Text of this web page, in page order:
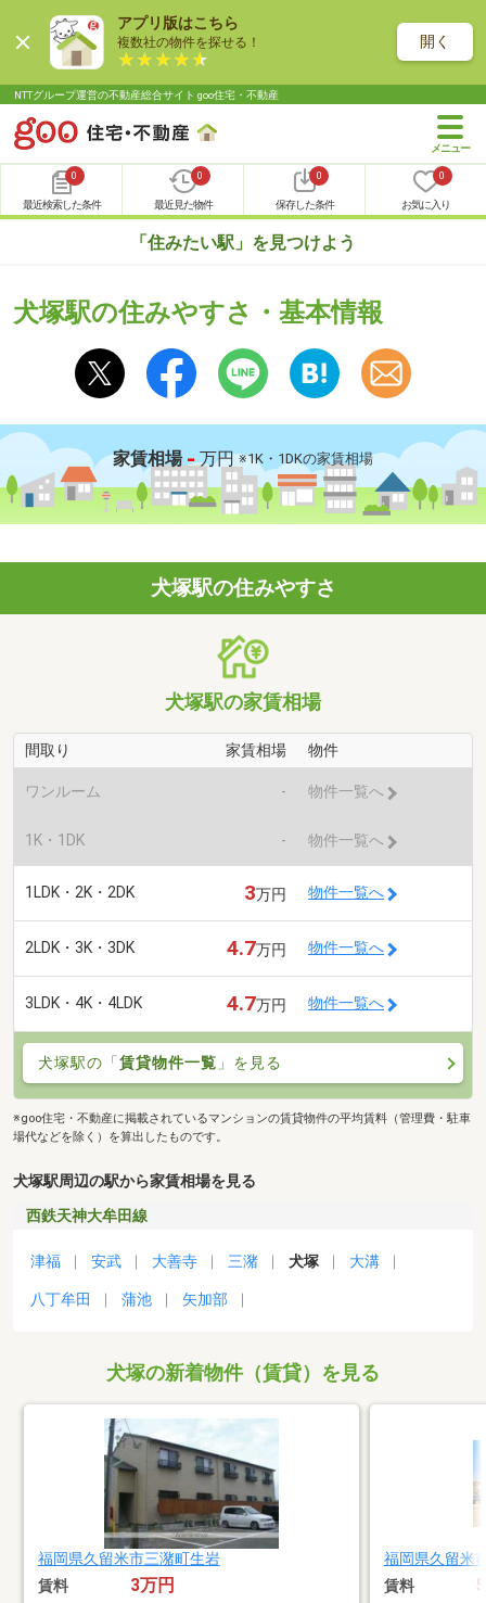
アプリ版はこちら
複数社の物件を探せる！ 開く
NTTグループ運営の不動産総合サイト goo住宅・不動産
0
最近検索した条件
0
最近見た物件
0
保存した条件
0
お気に入り
「住みたい駅」を見つけよう
犬塚駅の住みやすさ・基本情報
家賃相場 - 万円 ※1K・1DKの家賃相場
犬塚駅の住みやすさ
犬塚駅の家賃相場
間取り 家賃相場 物件
ワンルーム - 物件一覧へ
1K・1DK - 物件一覧へ
1LDK・2K・2DK 3万円 物件一覧へ
2LDK・3K・3DK 4.7万円 物件一覧へ
3LDK・4K・4LDK 4.7万円 物件一覧へ
犬塚駅の「賃貸物件一覧 」を見る
※goo住宅・不動産に掲載されているマンションの賃貸物件の平均賃料（管理費・駐車
場代などを除く）を算出したものです。
犬塚駅周辺の駅から家賃相場を見る
西鉄天神大牟田線
津福 安武 大善寺 三潴 犬塚 大溝
八丁牟田 蒲池 矢加部
犬塚の新着物件（賃貸）を見る
福岡県久留米市三潴町生岩
賃料 3万円
福岡県久留米
賃料